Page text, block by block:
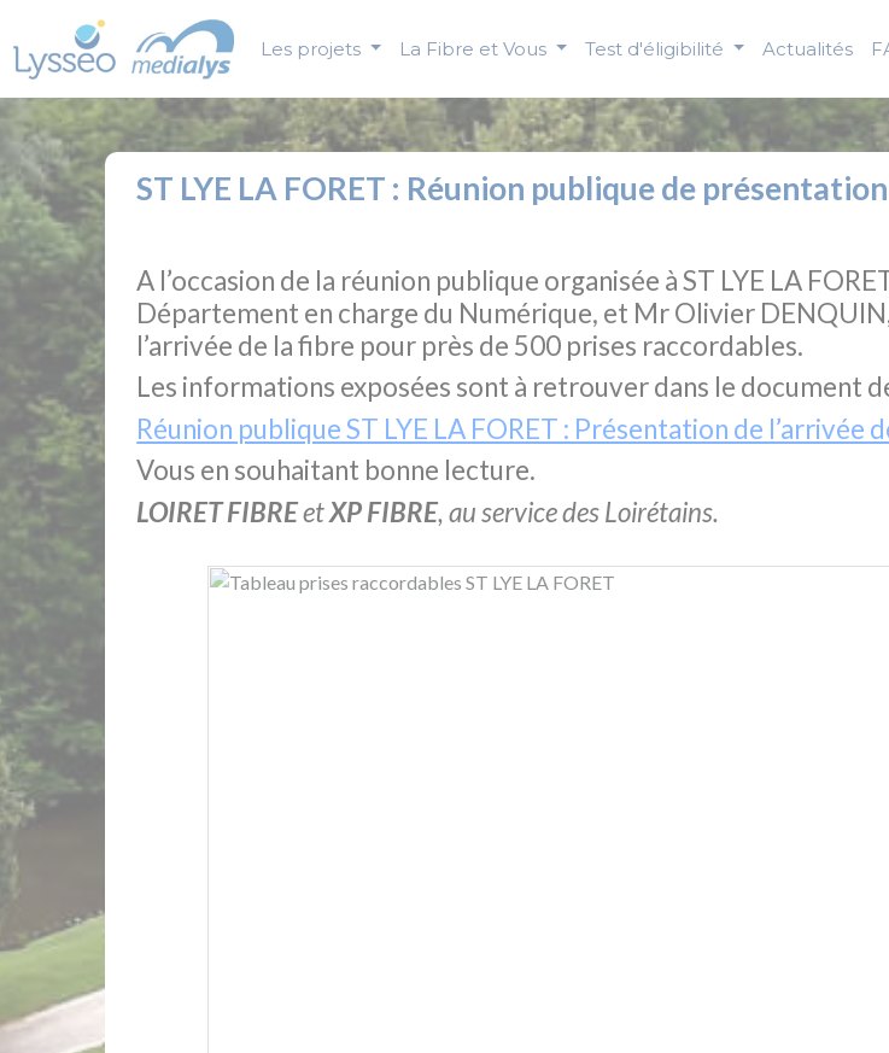
Les projets La Fibre et Vous Test d'éligibilité Actualités
ST LYE LA FORET : Réunion publique de
A l’occasion de la réunion publique organisée à ST LYE LA
Département en charge du Numérique, et Mr Olivier
l’arrivée de la fibre pour près de 500 prises raccordables.
Les informations exposées sont à retrouver dans le document
Réunion publique ST LYE LA FORET : Présentation de l’arrivée
Vous en souhaitant bonne lecture.
LOIRET FIBREetXP FIBRE, au service desLoirétains.
Panneau de gestion des cookies